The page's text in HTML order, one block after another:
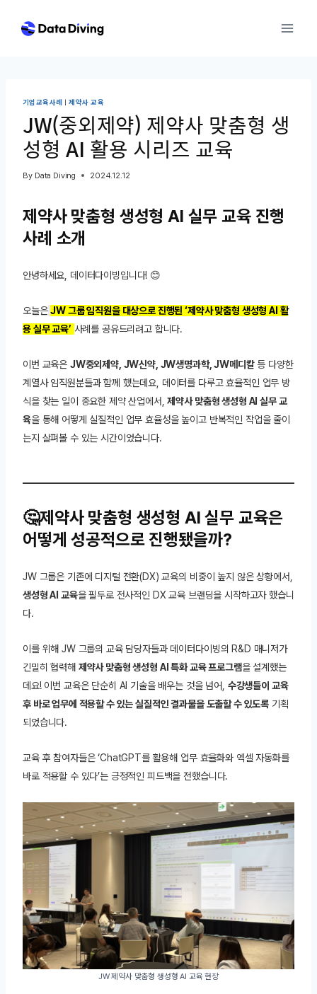
기업교육사례 |제약사 교육
JW(중외제약) 제약사 맞춤형 생
성형 AI 활용 시리즈 교육
By Data Diving 2024.12.12
제약사 맞춤형 생성형 AI 실무 교육 진행
사례 소개
안녕하세요, 데이터다이빙입니다! 😊
오늘은 JW 그룹 임직원을 대상으로 진행된 ‘제약사 맞춤형 생성형 AI 활
용 실무 교육’ 사례를 공유드리려고 합니다.
이번 교육은 JW중외제약, JW신약, JW생명과학, JW메디칼등 다양한
계열사 임직원분들과 함께 했는데요, 데이터를 다루고 효율적인 업무 방
식을 찾는 일이 중요한 제약 산업에서,제약사 맞춤형 생성형 AI 실무 교
육을 통해 어떻게 실질적인 업무 효율성을 높이고 반복적인 작업을 줄이
는지 살펴볼 수 있는 시간이었습니다.
🤔제약사 맞춤형 생성형 AI 실무 교육은
어떻게 성공적으로 진행됐을까?
JW 그룹은 기존에 디지털 전환(DX) 교육의 비중이 높지 않은 상황에서,
생성형 AI 교육을 필두로 전사적인 DX 교육 브랜딩을 시작하고자 했습니
다.
이를 위해 JW 그룹의 교육 담당자들과 데이터다이빙의 R&D 매니저가
긴밀히 협력해 제약사 맞춤형 생성형 AI 특화 교육 프로그램을 설계했는
데요! 이번 교육은 단순히 AI 기술을 배우는 것을 넘어, 수강생들이 교육
후 바로 업무에 적용할 수 있는 실질적인 결과물을 도출할 수 있도록 기획
되었습니다.
교육 후 참여자들은 ‘ChatGPT를 활용해 업무 효율화와 엑셀 자동화를
바로 적용할 수 있다’는 긍정적인 피드백을 전했습니다.
JW 제약사 맞춤형 생성형 AI 교육 현장